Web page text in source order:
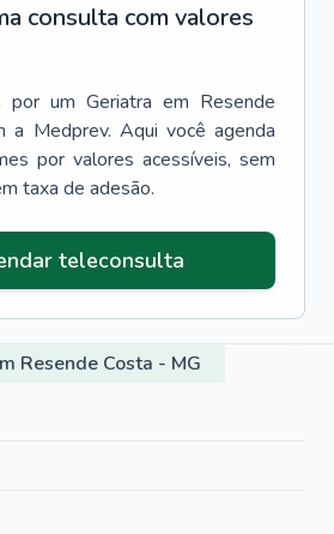
consulta com valores
por um Geriatra em Resende
a Medprev. Aqui você agenda
por valores acessíveis, sem
taxa de adesão.
teleconsulta
Resende Costa - MG